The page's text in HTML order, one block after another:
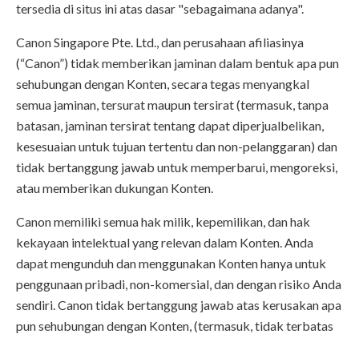
tersedia di situs ini atas dasar "sebagaimana adanya".
Canon Singapore Pte. Ltd., dan perusahaan afiliasinya
(“Canon”) tidak memberikan jaminan dalam bentuk apa pun
sehubungan dengan Konten, secara tegas menyangkal
semua jaminan, tersurat maupun tersirat (termasuk, tanpa
batasan, jaminan tersirat tentang dapat diperjualbelikan,
kesesuaian untuk tujuan tertentu dan non-pelanggaran) dan
tidak bertanggung jawab untuk memperbarui, mengoreksi,
atau memberikan dukungan Konten.
Canon memiliki semua hak milik, kepemilikan, dan hak
kekayaan intelektual yang relevan dalam Konten. Anda
dapat mengunduh dan menggunakan Konten hanya untuk
penggunaan pribadi, non-komersial, dan dengan risiko Anda
sendiri. Canon tidak bertanggung jawab atas kerusakan apa
pun sehubungan dengan Konten, (termasuk, tidak terbatas